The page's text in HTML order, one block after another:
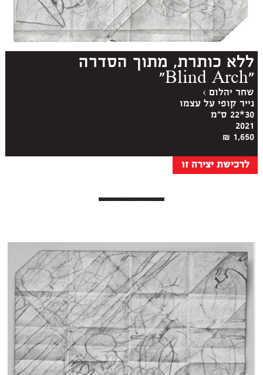
ללא כותרת, מתוך הסדרה
"Blind Arch"
שחר יהלום›
נייר קופי על עצמו
30*22 ס"מ
2021
1,650 ₪
לרכישת יצירה זו